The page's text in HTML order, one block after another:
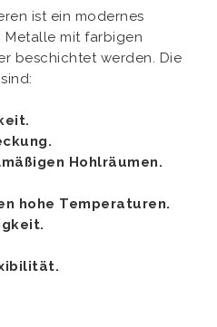
ist ein modernes
Metalle mit farbigen
beschichtet werden. Die
Hohlräumen.
hohe Temperaturen.